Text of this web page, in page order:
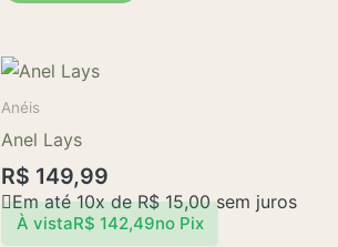
Anéis
Anel Lays
R$ 149,99
Em até 10x deR$15,00sem juros
À vistaR$ 142,49no Pix